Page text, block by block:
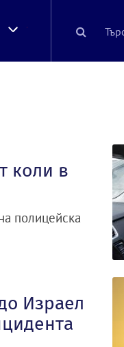
коли в
полицейска
Израел